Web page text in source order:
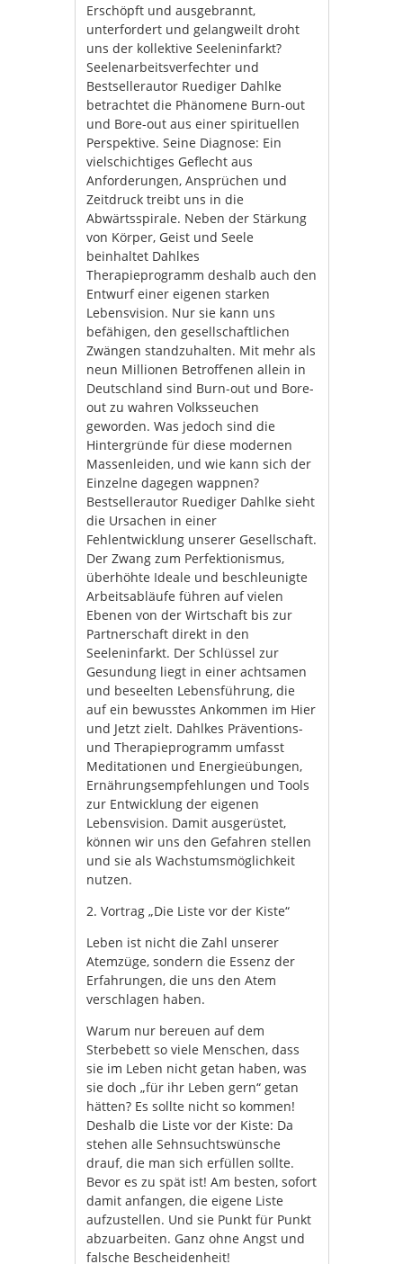
Erschöpft und ausgebrannt,
unterfordert und gelangweilt droht
uns der kollektive Seeleninfarkt?
Seelenarbeitsverfechter und
Bestsellerautor Ruediger Dahlke
betrachtet die Phänomene Burn-out
und Bore-out aus einer spirituellen
Perspektive. Seine Diagnose: Ein
vielschichtiges Geflecht aus
Anforderungen, Ansprüchen und
Zeitdruck treibt uns in die
Abwärtsspirale. Neben der Stärkung
von Körper, Geist und Seele
beinhaltet Dahlkes
Therapieprogramm deshalb auch den
Entwurf einer eigenen starken
Lebensvision. Nur sie kann uns
befähigen, den gesellschaftlichen
Zwängen standzuhalten. Mit mehr als
neun Millionen Betroffenen allein in
Deutschland sind Burn-out und Bore-
out zu wahren Volksseuchen
geworden. Was jedoch sind die
Hintergründe für diese modernen
Massenleiden, und wie kann sich der
Einzelne dagegen wappnen?
Bestsellerautor Ruediger Dahlke sieht
die Ursachen in einer
Fehlentwicklung unserer Gesellschaft.
Der Zwang zum Perfektionismus,
überhöhte Ideale und beschleunigte
Arbeitsabläufe führen auf vielen
Ebenen von der Wirtschaft bis zur
Partnerschaft direkt in den
Seeleninfarkt. Der Schlüssel zur
Gesundung liegt in einer achtsamen
und beseelten Lebensführung, die
auf ein bewusstes Ankommen im Hier
und Jetzt zielt. Dahlkes Präventions-
und Therapieprogramm umfasst
Meditationen und Energieübungen,
Ernährungsempfehlungen und Tools
zur Entwicklung der eigenen
Lebensvision. Damit ausgerüstet,
können wir uns den Gefahren stellen
und sie als Wachstumsmöglichkeit
nutzen.
2. Vortrag „Die Liste vor der Kiste“
Leben ist nicht die Zahl unserer
Atemzüge, sondern die Essenz der
Erfahrungen, die uns den Atem
verschlagen haben.
Warum nur bereuen auf dem
Sterbebett so viele Menschen, dass
sie im Leben nicht getan haben, was
sie doch „für ihr Leben gern“ getan
hätten? Es sollte nicht so kommen!
Deshalb die Liste vor der Kiste: Da
stehen alle Sehnsuchtswünsche
drauf, die man sich erfüllen sollte.
Bevor es zu spät ist! Am besten, sofort
damit anfangen, die eigene Liste
aufzustellen. Und sie Punkt für Punkt
abzuarbeiten. Ganz ohne Angst und
falsche Bescheidenheit!